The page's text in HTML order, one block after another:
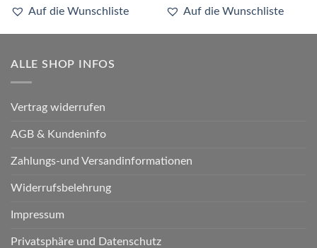
Auf die Wunschliste Auf die Wunschliste
ALLE SHOP INFOS
Vertrag widerrufen
AGB & Kundeninfo
Zahlungs-und Versandinformationen
Widerrufsbelehrung
Impressum
Privatsphäre und Datenschutz